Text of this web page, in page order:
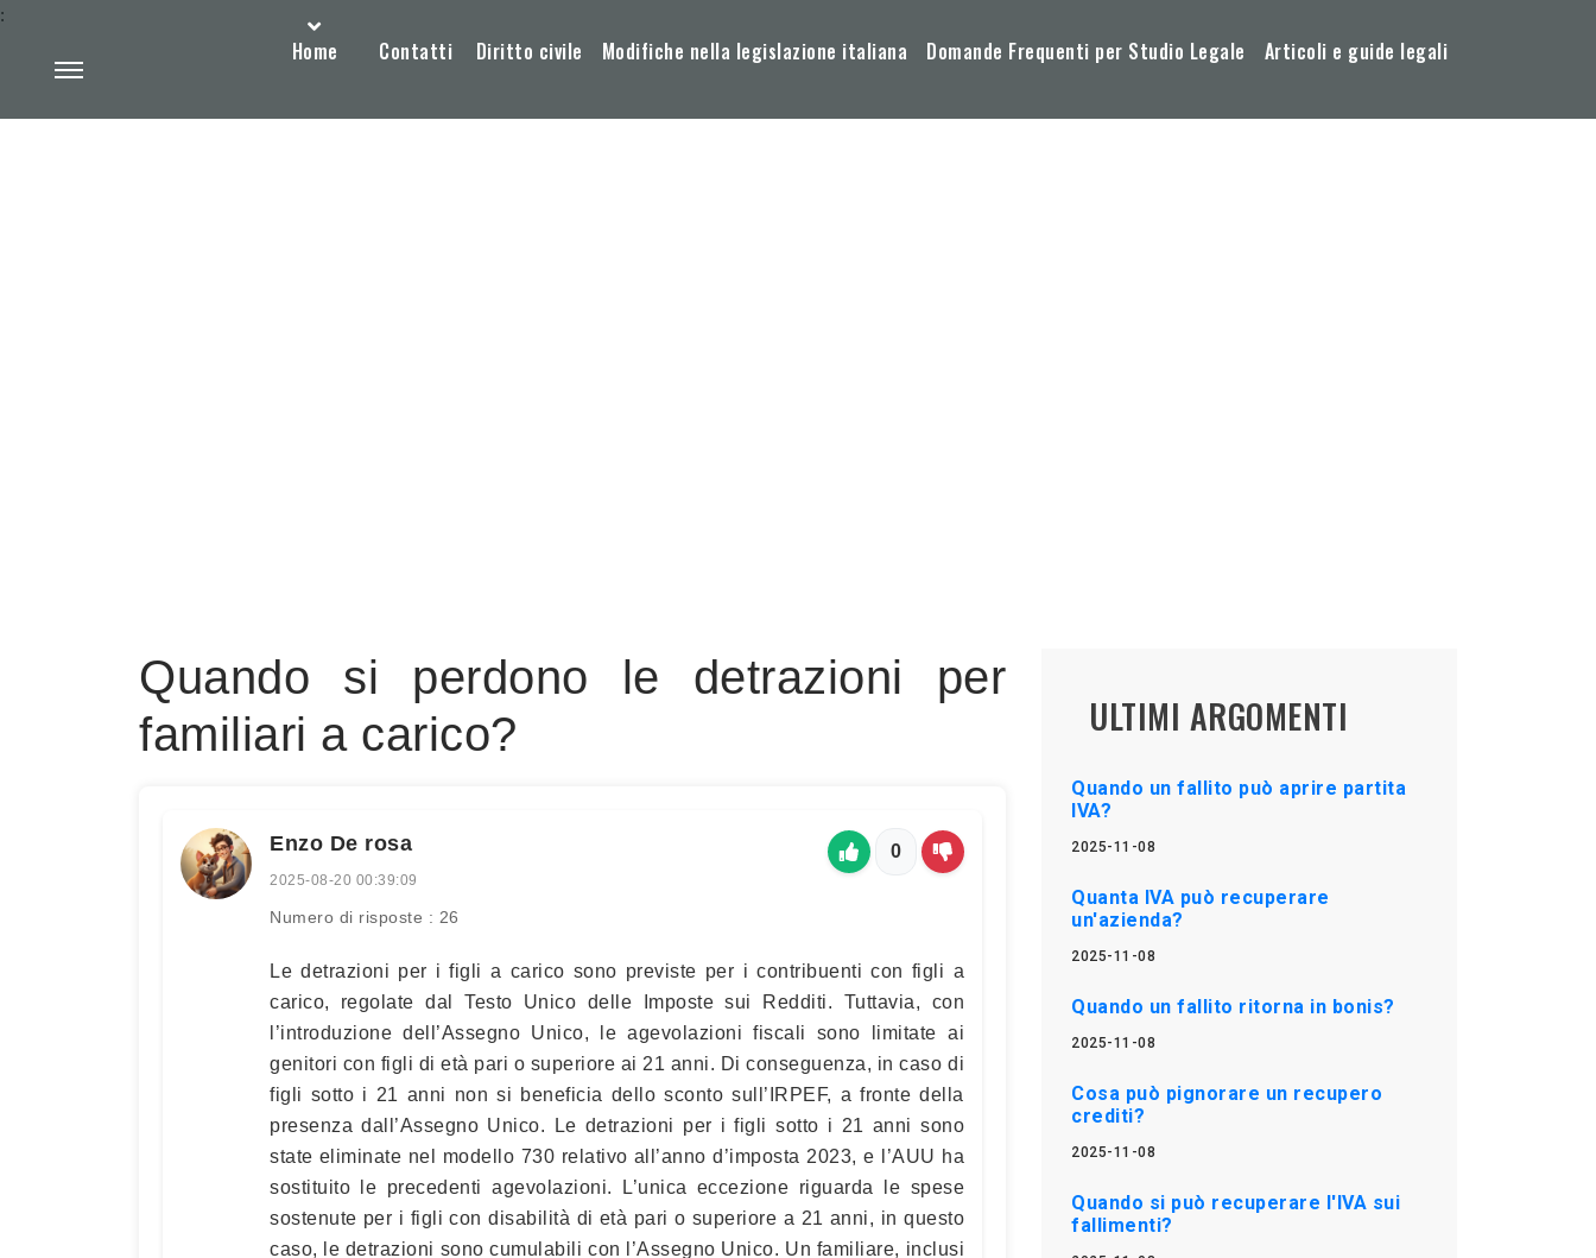
Home Contatti Diritto civile Modifiche nella legislazione italiana Domande Frequenti per Studio Legale Articoli e guide legali
:
Quando si perdono le detrazioni per
familiari a carico?
Enzo De rosa
2025-08-20 00:39:09
Numero di risposte : 26
0
Le detrazioni per i figli a carico sono previste per i contribuenti con figli a
carico, regolate dal Testo Unico delle Imposte sui Redditi. Tuttavia, con
l’introduzione dell’Assegno Unico, le agevolazioni fiscali sono limitate ai
genitori con figli di età pari o superiore ai 21 anni. Di conseguenza, in caso di
figli sotto i 21 anni non si beneficia dello sconto sull’IRPEF, a fronte della
presenza dall’Assegno Unico. Le detrazioni per i figli sotto i 21 anni sono
state eliminate nel modello 730 relativo all’anno d’imposta 2023, e l’AUU ha
sostituito le precedenti agevolazioni. L’unica eccezione riguarda le spese
sostenute per i figli con disabilità di età pari o superiore a 21 anni, in questo
caso, le detrazioni sono cumulabili con l’Assegno Unico. Un familiare, inclusi
ULTIMI ARGOMENTI
Quando un fallito può aprire partita
IVA?
2025-11-08
Quanta IVA può recuperare
un'azienda?
2025-11-08
Quando un fallito ritorna in bonis?
2025-11-08
Cosa può pignorare un recupero
crediti?
2025-11-08
Quando si può recuperare l'IVA sui
fallimenti?